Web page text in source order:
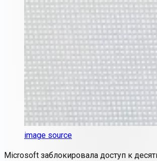
image source
Microsoft заблокировала доступ к